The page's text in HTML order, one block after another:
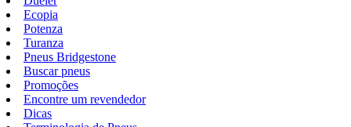
Ecopia
Potenza
Turanza
Pneus Bridgestone
Buscar pneus
Promoções
Encontre um revendedor
Dicas